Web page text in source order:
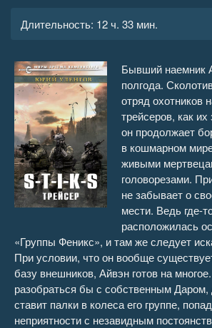
Длительность: 12 ч. 33 мин.
Бывший наемник
полгода.
отряд охотников
трейсеров, как
он продолжает
в кошмарном
живыми
головорезами.
не забывает о
мести. Ведь где-
расположилась
«Группы Феникс», и там же следует
При условии, что он вообще
базу внешников, Айвэн готов на
разобраться бы с собственным Даром,
ставит палки в колеса его группе,
неприятности с незавидным